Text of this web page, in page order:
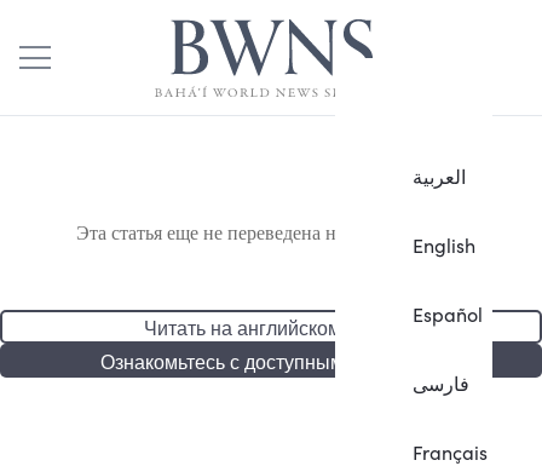
العربية
English
Español
فارسی
Français
Эта статья еще не переведена на русский язык.
Читать на английском языке
Ознакомьтесь с доступными статьями